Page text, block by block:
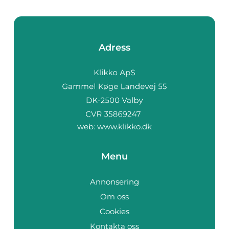
Adress
web: www.klikko.dk
Menu
Annonsering
Om oss
Cookies
Kontakta oss